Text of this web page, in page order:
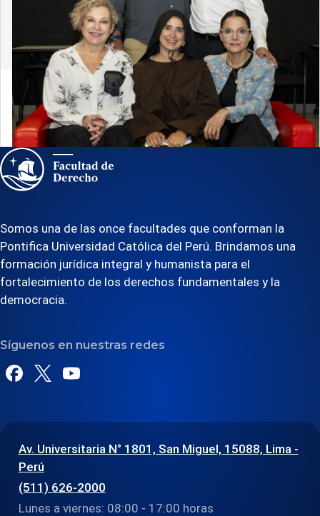
30 de julio de 2026
¡El teatro se apodera de Derecho PUCP! Ya
iniciaron los ensayos de «Dominga»
Somos una de las once facultades que conforman la
Pontifica Universidad Católica del Perú. Brindamos una
formación jurídica integral y humanista para el
fortalecimiento de los derechos fundamentales y la
democracia.
Síguenos en nuestras redes
Av. Universitaria N° 1801, San Miguel, 15088, Lima -
Perú
(511) 626-2000
Lunes a viernes: 08:00 - 17:00 horas